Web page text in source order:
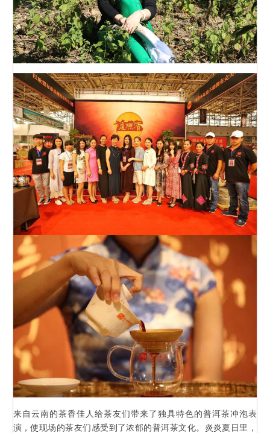
来自云南的茶香佳人给茶友们带来了独具特色的普洱茶冲泡表
演，使现场的茶友们感受到了浓郁的普洱茶文化。炎炎夏日里，